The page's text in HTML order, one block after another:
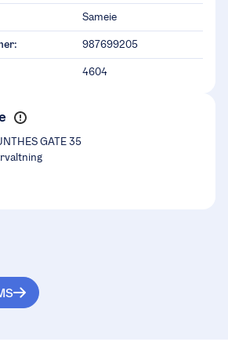
Sameie
987699205
4604
GATE 35